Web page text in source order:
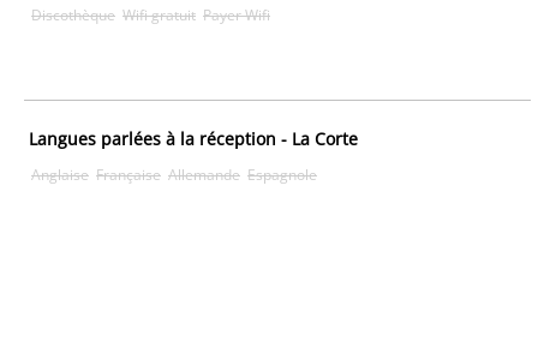
Discothèque Wifi gratuit Payer Wifi
Langues parlées à la réception - La Corte
Anglaise Française Allemande Espagnole